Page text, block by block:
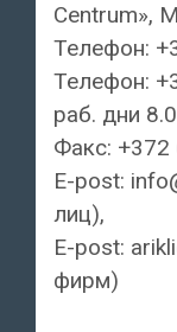
Centrum»,
Телефон:
Телефон:
раб. дни
Факс: +372
E-post:
лиц),
E-post:
фирм)